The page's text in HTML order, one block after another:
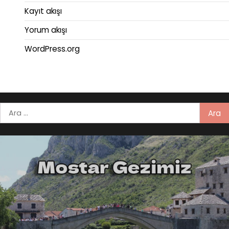
Kayıt akışı
Yorum akışı
WordPress.org
Arama: